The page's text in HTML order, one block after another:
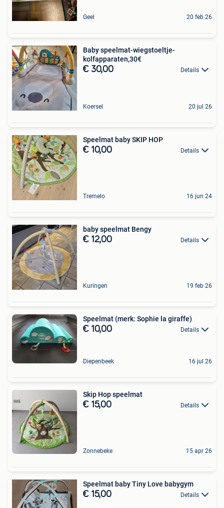
Geel 20 feb 26
Baby speelmat-wiegstoeltje-
kolfapparaten,30€
€ 30,00 Details
Koersel 20 jul 26
Speelmat baby SKIP HOP
€ 10,00 Details
Tremelo 16 jun 24
baby speelmat Bengy
€ 12,00 Details
Kuringen 19 feb 26
Speelmat (merk: Sophie la giraffe)
€ 10,00 Details
Diepenbeek 16 jul 26
Skip Hop speelmat
€ 15,00 Details
Zonnebeke 15 apr 26
Speelmat baby Tiny Love babygym
€ 15,00 Details